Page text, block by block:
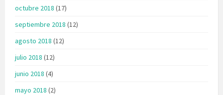
octubre 2018 (17)
septiembre 2018 (12)
agosto 2018 (12)
julio 2018 (12)
junio 2018 (4)
mayo 2018 (2)